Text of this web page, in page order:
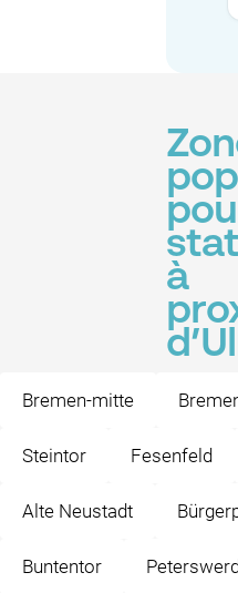
à
Bremen-mitte
Steintor Fesenfeld
Alte Neustadt
Buntentor